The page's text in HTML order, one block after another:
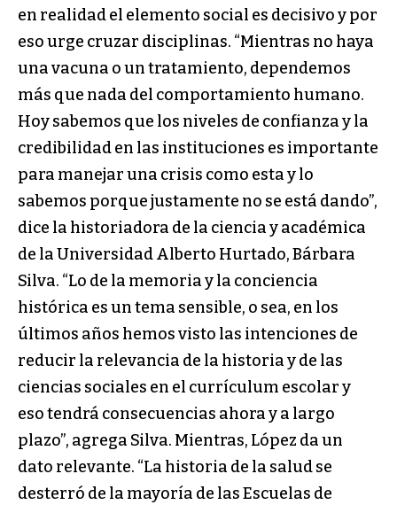
en realidad el elemento social es decisivo y por
eso urge cruzar disciplinas. “Mientras no haya
una vacuna o un tratamiento, dependemos
más que nada del comportamiento humano.
Hoy sabemos que los niveles de confianza y la
credibilidad en las instituciones es importante
para manejar una crisis como esta y lo
sabemos porque justamente no se está dando”,
dice la historiadora de la ciencia y académica
de la Universidad Alberto Hurtado, Bárbara
Silva. “Lo de la memoria y la conciencia
histórica es un tema sensible, o sea, en los
últimos años hemos visto las intenciones de
reducir la relevancia de la historia y de las
ciencias sociales en el currículum escolar y
eso tendrá consecuencias ahora y a largo
plazo”, agrega Silva. Mientras, López da un
dato relevante. “La historia de la salud se
desterró de la mayoría de las Escuelas de